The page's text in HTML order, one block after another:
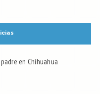
en Chihuahua